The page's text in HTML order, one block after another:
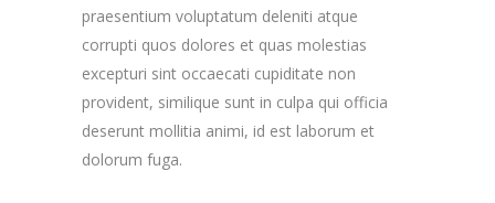
praesentium voluptatum deleniti atque
corrupti quos dolores et quas molestias
excepturi sint occaecati cupiditate non
provident, similique sunt in culpa qui officia
deserunt mollitia animi, id est laborum et
dolorum fuga.